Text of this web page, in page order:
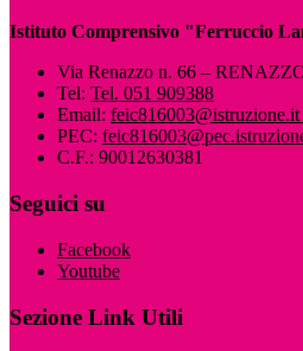
Istituto Comprensivo "Ferruccio
Via Renazzo n. 66 –
Tel: Tel. 051 909388
Email: feic816003@istruzione.it
PEC:
C.F.: 90012630381
Seguici su
Facebook
Youtube
Sezione Link Utili